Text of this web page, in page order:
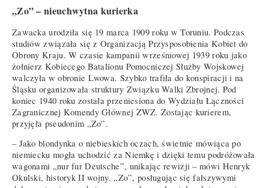
„Zo” – nieuchwytna kurierka
Zawacka urodziła się 19 marca 1909 roku w Toruniu. Podczas
studiów związała się z Organizacją Przysposobienia Kobiet do
Obrony Kraju. W czasie kampanii wrześniowej 1939 roku jako
żołnierz Kobiecego Batalionu Pomocniczej Służby Wojskowej
walczyła w obronie Lwowa. Szybko trafiła do konspiracji i na
Śląsku organizowała struktury Związku Walki Zbrojnej. Pod
koniec 1940 roku została przeniesiona do Wydziału Łączności
Zagranicznej Komendy Głównej ZWZ. Zostając kurierem,
przyjęła pseudonim „Zo”.
– Jako blondynka o niebieskich oczach, świetnie mówiąca po
niemiecku mogła uchodzić za Niemkę i dzięki temu podróżowała
wagonami „nur fur Deutsche”, unikając rewizji – mówi Henryk
Okulski, historyk II wojny. „Zo”, posługując się fałszywymi